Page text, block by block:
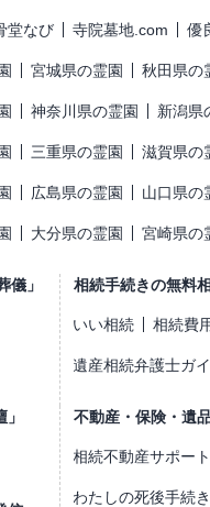
堂なび 寺院墓地.com 優
宮城県の霊園 秋田県の
神奈川県の霊園 新潟県
三重県の霊園 滋賀県の
広島県の霊園 山口県の
大分県の霊園 宮崎県の
儀」 相続手続きの無料
いい相続 相続費
遺産相続弁護士ガ
不動産・保険・遺
相続不動産サポート
わたしの死後手続き